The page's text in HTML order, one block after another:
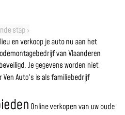
stap ›
en verkoop je auto nu aan het
van Vlaanderen
Je gegevens worden niet
Ven Auto's is als familiebedrijf
Online verkopen van uw oude